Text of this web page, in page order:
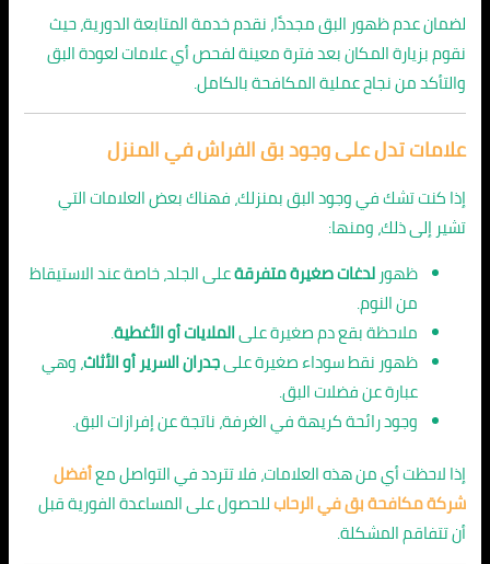
لضمان عدم ظهور البق مجددًا، نقدم خدمة المتابعة الدورية، حيث
نقوم بزيارة المكان بعد فترة معينة لفحص أي علامات لعودة البق
والتأكد من نجاح عملية المكافحة بالكامل.
علامات تدل على وجود بق الفراش في المنزل
إذا كنت تشك في وجود البق بمنزلك، فهناك بعض العلامات التي
تشير إلى ذلك، ومنها:
ظهورلدغات صغيرة متفرقةعلى الجلد، خاصة عند الاستيقاظ
من النوم.
ملاحظة بقع دم صغيرة علىالملايات أو الأغطية.
ظهور نقط سوداء صغيرة علىجدران السرير أو الأثاث، وهي
عبارة عن فضلات البق.
وجود رائحة كريهة في الغرفة، ناتجة عن إفرازات البق.
إذا لاحظت أي من هذه العلامات، فلا تتردد في التواصل معأفضل
شركة مكافحة بق في الرحابللحصول على المساعدة الفورية قبل
أن تتفاقم المشكلة.